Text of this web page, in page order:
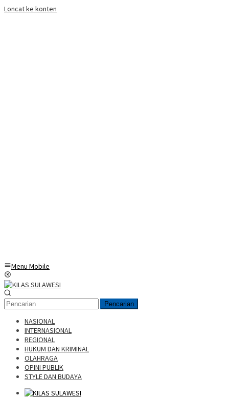
Loncat ke konten
Menu Mobile
Pencarian
NASIONAL
INTERNASIONAL
REGIONAL
HUKUM DAN KRIMINAL
OLAHRAGA
OPINI PUBLIK
STYLE DAN BUDAYA